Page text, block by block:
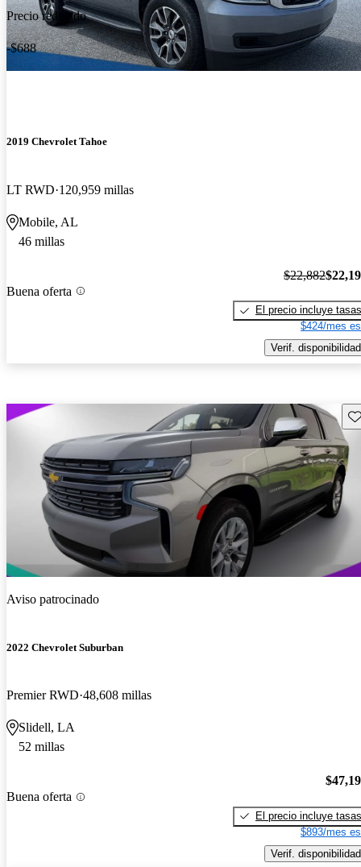
Precio reducido
-$688
2019 Chevrolet Tahoe
LT RWD 120,959 millas
Mobile, AL
46 millas
Buena oferta
$22,882
El precio incluye tasas
$424/mes
Verif. disponibilidad
Aviso patrocinado
2022 Chevrolet Suburban
Premier RWD 48,608 millas
Slidell, LA
52 millas
Buena oferta
El precio incluye tasas
$893/mes
Verif. disponibilidad